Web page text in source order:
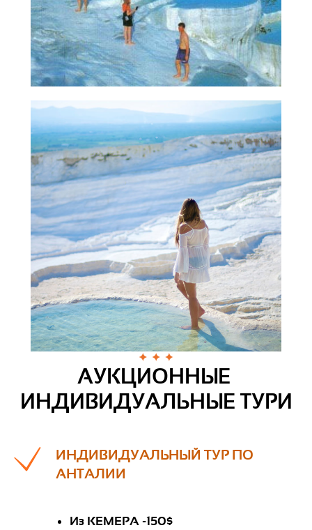
АУКЦИОННЫЕ
ИНДИВИДУАЛЬНЫЕ ТУРИ
ИНДИВИДУАЛЬНЫЙ ТУР ПО
АНТАЛИИ
Из КЕМЕРА -150$